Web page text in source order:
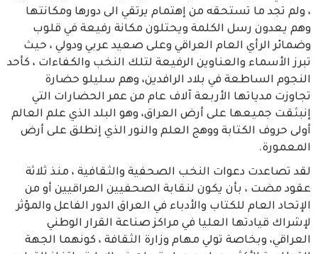
، ولم تجد ما تستحقه من إهتمام يرتقي الى دورها ومكانتها
وهم يعدون رسل الكلمة ويحتلون مكانة رفيعة في قلوب
وضمائر الرأي العام العراقي وعلى صعيد عربي ودولي ، حيث
تبرز الأسماء والعناوين الرفيعة لتلك النخب والكفاءات ، كأحد
النجوم الساطعة في بلاد الرافدين، وهم سليلو حضارة
تجاوزت مدياتها الأربعة آلاف عام من عمر الحضارات التي
إنبثقت جميعها على أرض العراق، وهو البلد الذي علم العالم
أولى حروف الكتابة ووهج العلم والنور الذي إنطلق على أرض
المعمورة.
لقد تصاعدت دعوات النخب الصحفية والثقافية ، منذ ثلاثة
عقود مضت ، بأن يكون لنقابة الصحفيين العراقيين أو من
الإتحاد العام للكتاب والأدباء في العراق الدور الفاعل والمؤثر
لإشراك قيادتها العليا في مراكز صناعة القرار الوطني
العراقي، وبخاصة تولي مهام وزارة الثقافة ، كونهما الجهة